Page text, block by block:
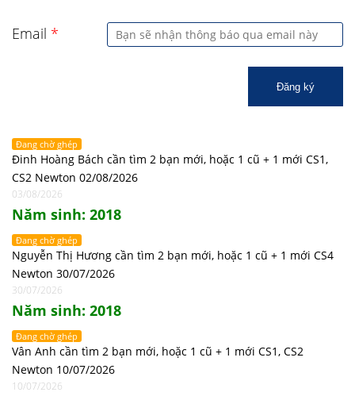
Email *
Đăng ký
Đang chờ ghép
Đinh Hoàng Bách cần tìm 2 bạn mới, hoặc 1 cũ + 1 mới CS1,
CS2 Newton 02/08/2026
03/08/2026
Năm sinh: 2018
Đang chờ ghép
Nguyễn Thị Hương cần tìm 2 bạn mới, hoặc 1 cũ + 1 mới CS4
Newton 30/07/2026
30/07/2026
Năm sinh: 2018
Đang chờ ghép
Vân Anh cần tìm 2 bạn mới, hoặc 1 cũ + 1 mới CS1, CS2
Newton 10/07/2026
10/07/2026